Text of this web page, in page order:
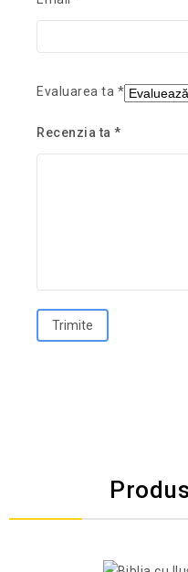
Evaluarea ta *
Recenzia ta*